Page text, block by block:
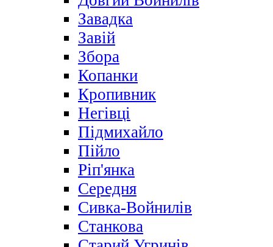
Завадка
Завій
Збора
Копанки
Кропивник
Негівці
Підмихайло
Пійло
Ріп'янка
Середня
Сивка-Войнилів
Станкова